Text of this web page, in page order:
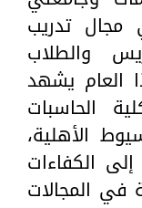
تدريب
والطلاب
العام يشهد
الحاسبات
الأهلية،
الكفاءات
في المجالات